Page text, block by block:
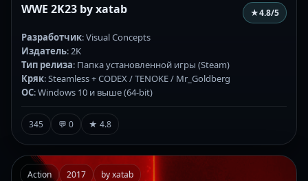
WWE 2K23 by xatab ★4.8/5
Разработчик: Visual Concepts
Издатель: 2K
Тип релиза: Папка установленной игры (Steam)
Кряк: Steamless + CODEX / TENOKE / Mr_Goldberg
ОС: Windows 10 и выше (64-bit)
345 💬 0 ★ 4.8
Action 2017 by xatab